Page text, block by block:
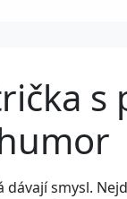
smysl.